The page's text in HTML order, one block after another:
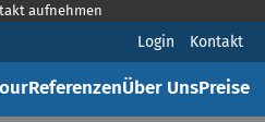
aufnehmen
Login Kontakt
ReferenzenÜber UnsPreise